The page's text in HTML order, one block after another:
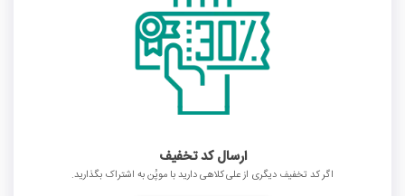
ارسال کد تخفیف
اگر کد تخفیف دیگری از علی کلاهی دارید با موپُن به اشتراک بگذارید.